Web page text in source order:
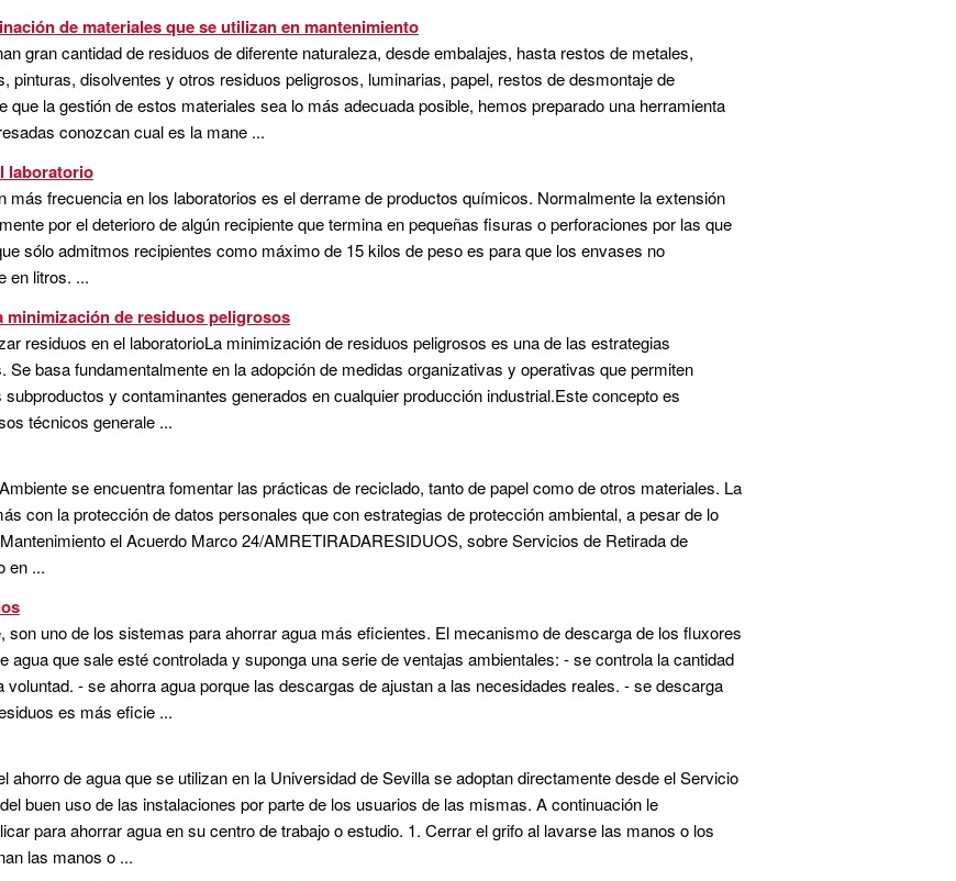
de materiales que se utilizan en mantenimiento
gran cantidad de residuos de diferente naturaleza, desde embalajes, hasta restos de metales,
pinturas, disolventes y otros residuos peligrosos, luminarias, papel, restos de desmontaje de
que la gestión de estos materiales sea lo más adecuada posible, hemos preparado una herramienta
conozcan cual es la mane ...
laboratorio
más frecuencia en los laboratorios es el derrame de productos químicos. Normalmente la extensión
por el deterioro de algún recipiente que termina en pequeñas fisuras o perforaciones por las que
sólo admitmos recipientes como máximo de 15 kilos de peso es para que los envases no
en litros. ...
minimización de residuos peligrosos
residuos en el laboratorioLa minimización de residuos peligrosos es una de las estrategias
basa fundamentalmente en la adopción de medidas organizativas y operativas que permiten
y contaminantes generados en cualquier producción industrial.Este concepto es
técnicos generale ...
se encuentra fomentar las prácticas de reciclado, tanto de papel como de otros materiales. La
con la protección de datos personales que con estrategias de protección ambiental, a pesar de lo
el Acuerdo Marco 24/AMRETIRADARESIDUOS, sobre Servicios de Retirada de
en ...
uno de los sistemas para ahorrar agua más eficientes. El mecanismo de descarga de los fluxores
agua que sale esté controlada y suponga una serie de ventajas ambientales: - se controla la cantidad
- se ahorra agua porque las descargas de ajustan a las necesidades reales. - se descarga
es más eficie ...
ahorro de agua que se utilizan en la Universidad de Sevilla se adoptan directamente desde el Servicio
buen uso de las instalaciones por parte de los usuarios de las mismas. A continuación le
para ahorrar agua en su centro de trabajo o estudio. 1. Cerrar el grifo al lavarse las manos o los
las manos o ...